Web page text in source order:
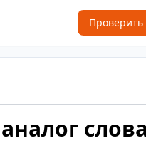
Проверить
слова